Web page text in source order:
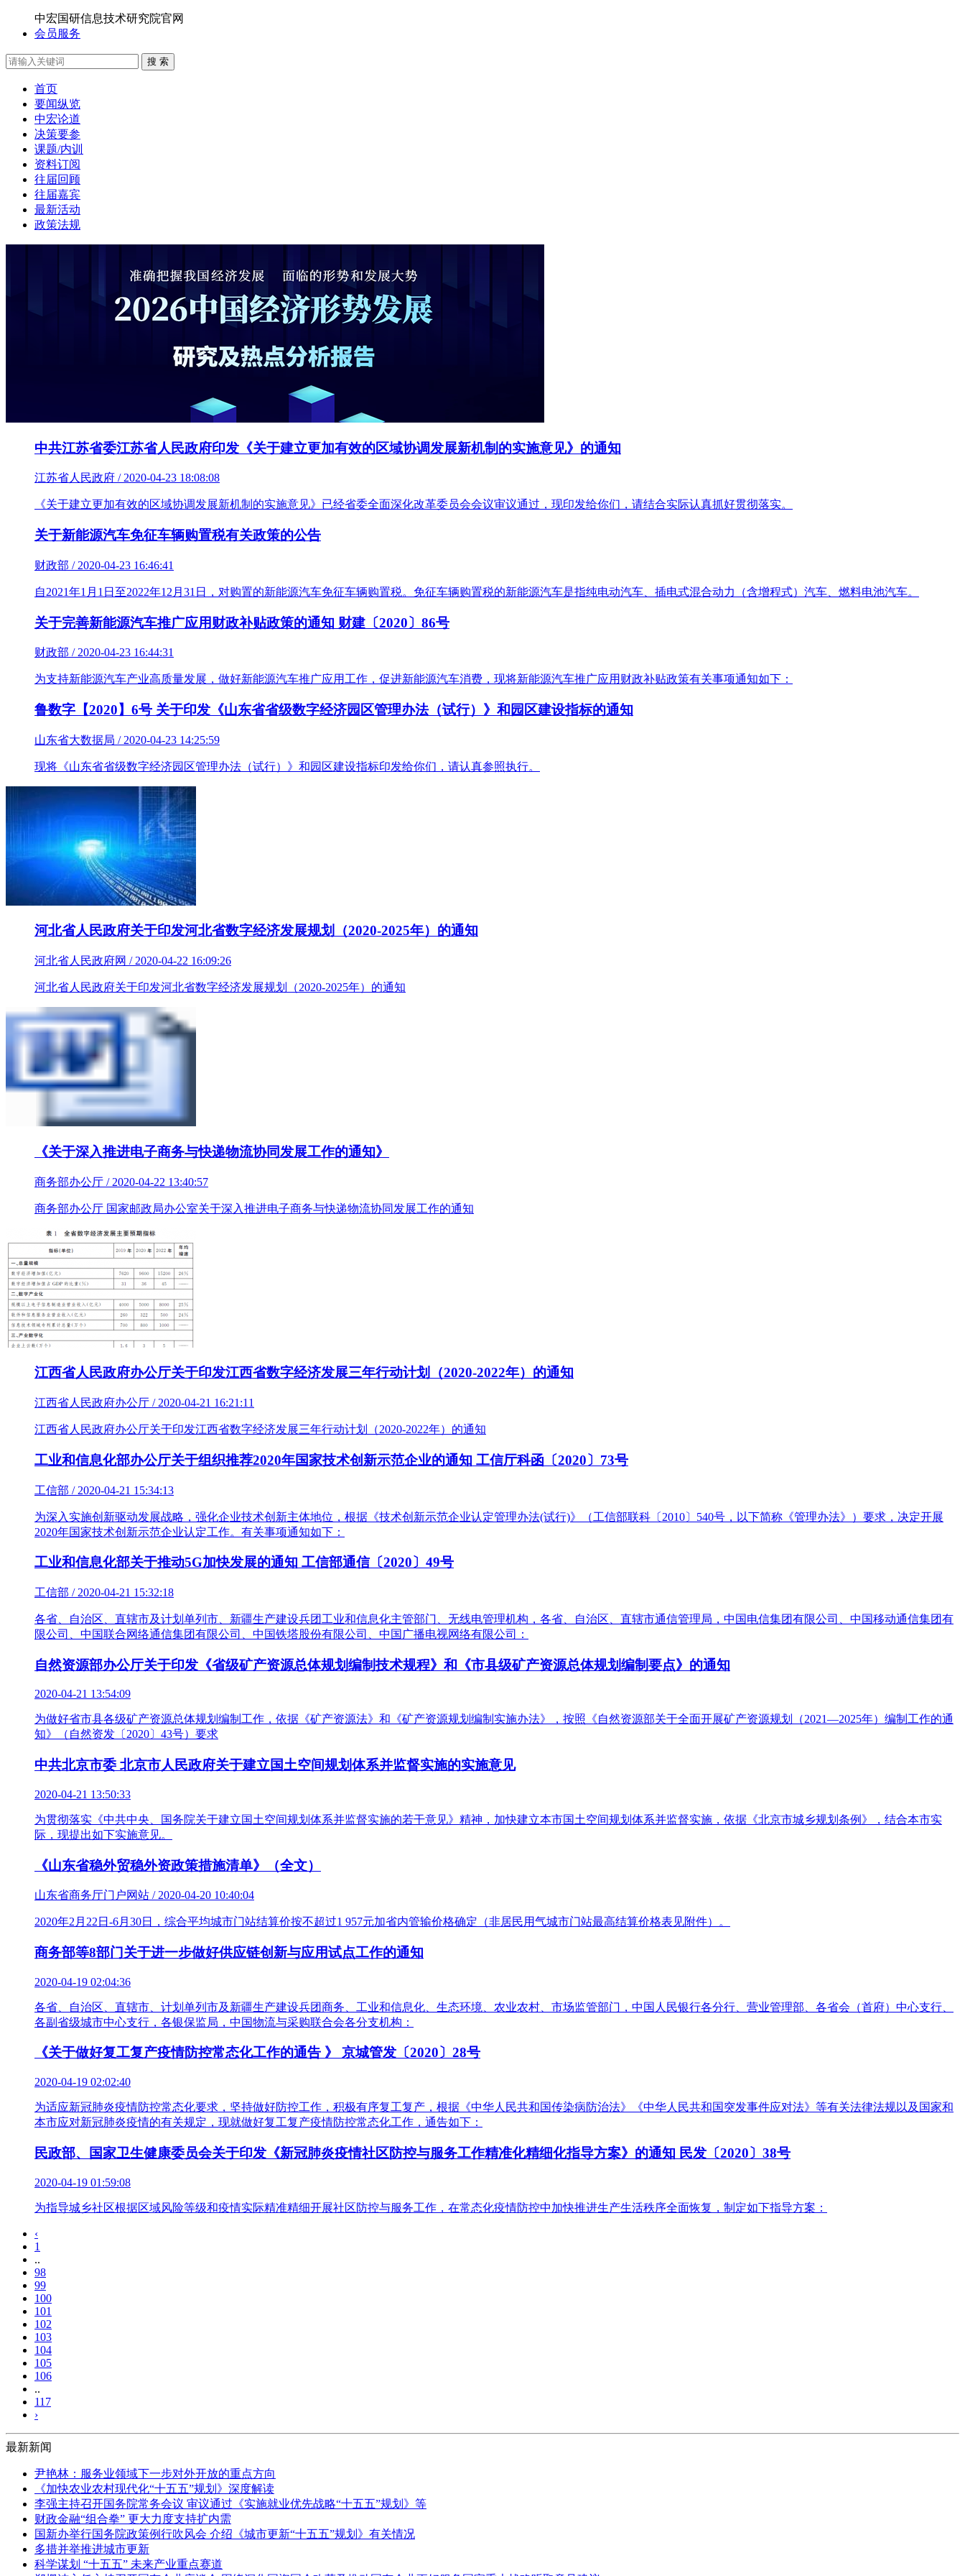
中宏国研信息技术研究院官网
会员服务
搜 索
首页
要闻纵览
中宏论道
决策要参
课题/内训
资料订阅
往届回顾
往届嘉宾
最新活动
政策法规
中共江苏省委江苏省人民政府印发《关于建立更加有效的区域协调发展新机制的实施意见》的通知
江苏省人民政府 / 2020-04-23 18:08:08
《关于建立更加有效的区域协调发展新机制的实施意见》已经省委全面深化改革委员会会议审议通过，现印发给你们，请结合实际认真抓好贯彻落实。
关于新能源汽车免征车辆购置税有关政策的公告
财政部 / 2020-04-23 16:46:41
自2021年1月1日至2022年12月31日，对购置的新能源汽车免征车辆购置税。免征车辆购置税的新能源汽车是指纯电动汽车、插电式混合动力（含增程式）汽车、燃料电池汽车。
关于完善新能源汽车推广应用财政补贴政策的通知 财建〔2020〕86号
财政部 / 2020-04-23 16:44:31
为支持新能源汽车产业高质量发展，做好新能源汽车推广应用工作，促进新能源汽车消费，现将新能源汽车推广应用财政补贴政策有关事项通知如下：
鲁数字【2020】6号 关于印发《山东省省级数字经济园区管理办法（试行）》和园区建设指标的通知
山东省大数据局 / 2020-04-23 14:25:59
现将《山东省省级数字经济园区管理办法（试行）》和园区建设指标印发给你们，请认真参照执行。
河北省人民政府关于印发河北省数字经济发展规划（2020-2025年）的通知
河北省人民政府网 / 2020-04-22 16:09:26
河北省人民政府关于印发河北省数字经济发展规划（2020-2025年）的通知
《关于深入推进电子商务与快递物流协同发展工作的通知》
商务部办公厅 / 2020-04-22 13:40:57
商务部办公厅 国家邮政局办公室关于深入推进电子商务与快递物流协同发展工作的通知
江西省人民政府办公厅关于印发江西省数字经济发展三年行动计划（2020-2022年）的通知
江西省人民政府办公厅 / 2020-04-21 16:21:11
江西省人民政府办公厅关于印发江西省数字经济发展三年行动计划（2020-2022年）的通知
工业和信息化部办公厅关于组织推荐2020年国家技术创新示范企业的通知 工信厅科函〔2020〕73号
工信部 / 2020-04-21 15:34:13
为深入实施创新驱动发展战略，强化企业技术创新主体地位，根据《技术创新示范企业认定管理办法(试行)》（工信部联科〔2010〕540号，以下简称《管理办法》）要求，决定开展
2020年国家技术创新示范企业认定工作。有关事项通知如下：
工业和信息化部关于推动5G加快发展的通知 工信部通信〔2020〕49号
工信部 / 2020-04-21 15:32:18
各省、自治区、直辖市及计划单列市、新疆生产建设兵团工业和信息化主管部门、无线电管理机构，各省、自治区、直辖市通信管理局，中国电信集团有限公司、中国移动通信集团有
限公司、中国联合网络通信集团有限公司、中国铁塔股份有限公司、中国广播电视网络有限公司：
自然资源部办公厅关于印发《省级矿产资源总体规划编制技术规程》和《市县级矿产资源总体规划编制要点》的通知
2020-04-21 13:54:09
为做好省市县各级矿产资源总体规划编制工作，依据《矿产资源法》和《矿产资源规划编制实施办法》，按照《自然资源部关于全面开展矿产资源规划（2021—2025年）编制工作的通
知》（自然资发〔2020〕43号）要求
中共北京市委 北京市人民政府关于建立国土空间规划体系并监督实施的实施意见
2020-04-21 13:50:33
为贯彻落实《中共中央、国务院关于建立国土空间规划体系并监督实施的若干意见》精神，加快建立本市国土空间规划体系并监督实施，依据《北京市城乡规划条例》，结合本市实
际，现提出如下实施意见。
《山东省稳外贸稳外资政策措施清单》（全文）
山东省商务厅门户网站 / 2020-04-20 10:40:04
2020年2月22日-6月30日，综合平均城市门站结算价按不超过1 957元加省内管输价格确定（非居民用气城市门站最高结算价格表见附件）。
商务部等8部门关于进一步做好供应链创新与应用试点工作的通知
2020-04-19 02:04:36
各省、自治区、直辖市、计划单列市及新疆生产建设兵团商务、工业和信息化、生态环境、农业农村、市场监管部门，中国人民银行各分行、营业管理部、各省会（首府）中心支行、
各副省级城市中心支行，各银保监局，中国物流与采购联合会各分支机构：
《关于做好复工复产疫情防控常态化工作的通告 》 京城管发〔2020〕28号
2020-04-19 02:02:40
为适应新冠肺炎疫情防控常态化要求，坚持做好防控工作，积极有序复工复产，根据《中华人民共和国传染病防治法》《中华人民共和国突发事件应对法》等有关法律法规以及国家和
本市应对新冠肺炎疫情的有关规定，现就做好复工复产疫情防控常态化工作，通告如下：
民政部、国家卫生健康委员会关于印发《新冠肺炎疫情社区防控与服务工作精准化精细化指导方案》的通知 民发〔2020〕38号
2020-04-19 01:59:08
为指导城乡社区根据区域风险等级和疫情实际精准精细开展社区防控与服务工作，在常态化疫情防控中加快推进生产生活秩序全面恢复，制定如下指导方案：
‹
1
..
98
99
100
101
102
103
104
105
106
..
117
›
最新新闻
尹艳林：服务业领域下一步对外开放的重点方向
《加快农业农村现代化“十五五”规划》深度解读
李强主持召开国务院常务会议 审议通过《实施就业优先战略“十五五”规划》等
财政金融“组合拳” 更大力度支持扩内需
国新办举行国务院政策例行吹风会 介绍《城市更新“十五五”规划》有关情况
多措并举推进城市更新
科学谋划 “十五五” 未来产业重点赛道